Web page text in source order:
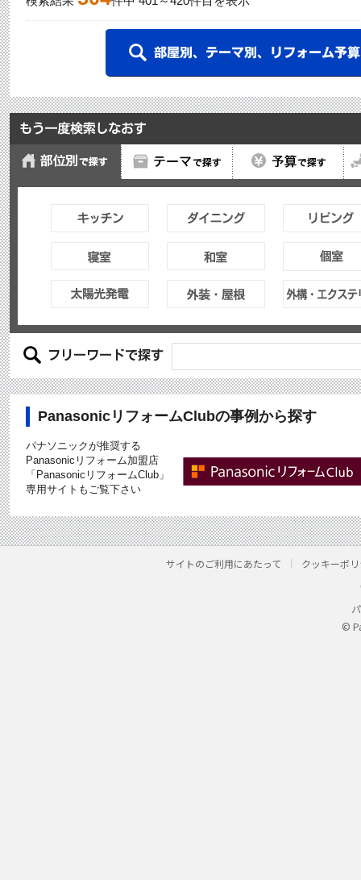
PanasonicリフォームClubの事例から探す
パナソニックが推奨する
Panasonicリフォーム加盟店
「PanasonicリフォームClub」
専用サイトもご覧下さい
サイトのご利用にあたって クッキーポ
©